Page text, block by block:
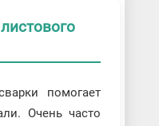
помогает
Очень часто